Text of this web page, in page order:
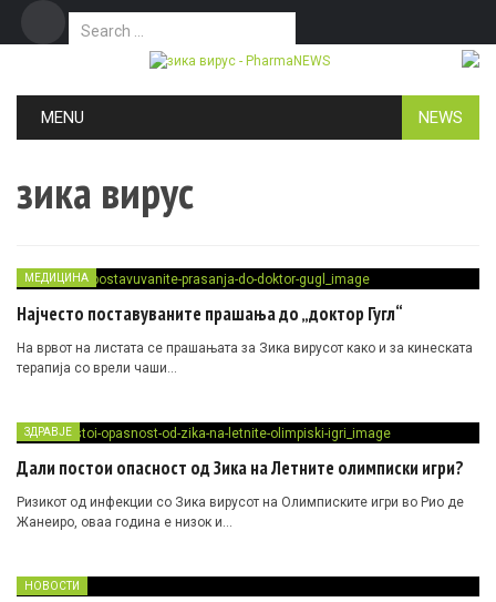
Search for:
MENU NEWS
зика вирус
МЕДИЦИНА
Најчесто поставуваните прашања до „доктор Гугл“
На врвот на листата се прашањата за Зика вирусот како и за кинеската
терапија со врели чаши…
ЗДРАВЈЕ
Дали постои опасност од Зика на Летните олимписки игри?
Ризикот од инфекции со Зика вирусот на Олимписките игри во Рио де
Жанеиро, оваа година е низок и…
НОВОСТИ